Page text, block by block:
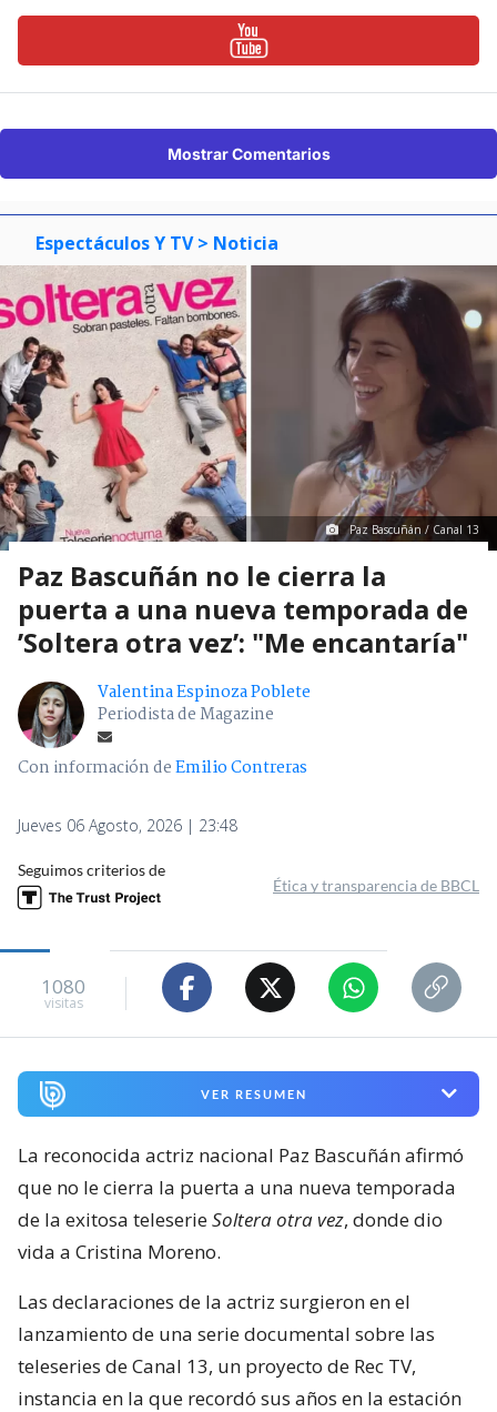
Mostrar Comentarios
Espectáculos Y TV > Noticia
Paz Bascuñán / Canal 13
Paz Bascuñán no le cierra la
puerta a una nueva temporada de
’Soltera otra vez’: "Me encantaría"
Valentina Espinoza Poblete
Periodista de Magazine
Con información deEmilio Contreras
Jueves 06 Agosto, 2026 | 23:48
Seguimos criterios de
Ética y transparencia de BBCL
1080
visitas
VER RESUMEN
La reconocida actriz nacional Paz Bascuñán afirmó
que no le cierra la puerta a una nueva temporada
de la exitosa teleserieSoltera otra vez, donde dio
vida a Cristina Moreno.
Las declaraciones de la actriz surgieron en el
lanzamiento de una serie documental sobre las
teleseries de Canal 13, un proyecto de Rec TV,
instancia en la que recordó sus años en la estación